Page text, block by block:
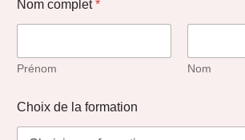
Nom complet*
Prénom Nom
Choix de la formation